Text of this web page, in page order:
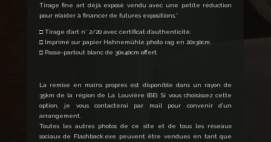
était :
70,00 €.
est :
55,00 €.
Tirage fine art déjà exposé vendu avec une petite réduction
pour m’aider à financer de futures expositions.*
□ Tirage d’art n° 2/20 avec certificat d’authenticité.
□ Imprimé sur papier Hahnemühle photo rag en 20x30cm.
□ Passe-partout blanc de 30x40cm offert.
La remise en mains propres est disponible dans un rayon de
35km de la région de La Louvière (BE). Si vous choisissez cette
option, je vous contacterai par mail pour convenir d’un
arrangement.
Toutes les autres photos de ce site et de tous les réseaux
sociaux de Flashback.exe peuvent être vendues en tant que